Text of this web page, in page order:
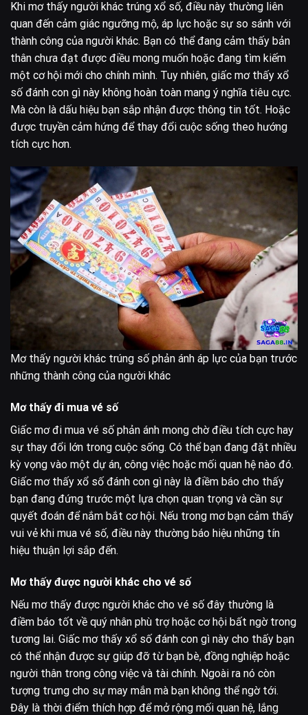
Khi mơ thấy người khác trúng xổ số, điều này thường liên
quan đến cảm giác ngưỡng mộ, áp lực hoặc sự so sánh với
thành công của người khác. Bạn có thể đang cảm thấy bản
thân chưa đạt được điều mong muốn hoặc đang tìm kiếm
một cơ hội mới cho chính mình. Tuy nhiên, giấc mơ thấy xổ
số đánh con gì này không hoàn toàn mang ý nghĩa tiêu cực.
Mà còn là dấu hiệu bạn sắp nhận được thông tin tốt. Hoặc
được truyền cảm hứng để thay đổi cuộc sống theo hướng
tích cực hơn.
Mơ thấy người khác trúng số phản ánh áp lực của bạn trước
những thành công của người khác
Mơ thấy đi mua vé số
Giấc mơ đi mua vé số phản ánh mong chờ điều tích cực hay
sự thay đổi lớn trong cuộc sống. Có thể bạn đang đặt nhiều
kỳ vọng vào một dự án, công việc hoặc mối quan hệ nào đó.
Giấc mơ thấy xổ số đánh con gì này là điềm báo cho thấy
bạn đang đứng trước một lựa chọn quan trọng và cần sự
quyết đoán để nắm bắt cơ hội. Nếu trong mơ bạn cảm thấy
vui vẻ khi mua vé số, điều này thường báo hiệu những tín
hiệu thuận lợi sắp đến.
Mơ thấy được người khác cho vé số
Nếu mơ thấy được người khác cho vé số đây thường là
điềm báo tốt về quý nhân phù trợ hoặc cơ hội bất ngờ trong
tương lai. Giấc mơ thấy xổ số đánh con gì này cho thấy bạn
có thể nhận được sự giúp đỡ từ bạn bè, đồng nghiệp hoặc
người thân trong công việc và tài chính. Ngoài ra nó còn
tượng trưng cho sự may mắn mà bạn không thể ngờ tới.
Đây là thời điểm thích hợp để mở rộng mối quan hệ, lắng